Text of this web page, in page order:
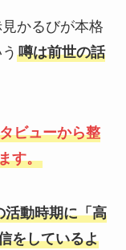
かるびが本格
噂は前世の話
ビューから整
す。
活動時期に「高
をしているよ